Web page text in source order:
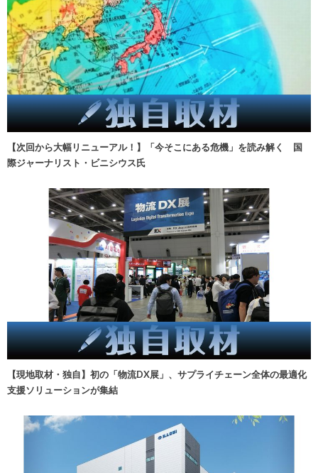
【次回から大幅リニューアル！】「今そこにある危機」を読み解く 国
際ジャーナリスト・ビニシウス氏
【現地取材・独自】初の「物流DX展」、サプライチェーン全体の最適化
支援ソリューションが集結